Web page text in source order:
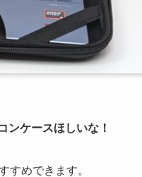
ンケースほしいな！
すめできます。